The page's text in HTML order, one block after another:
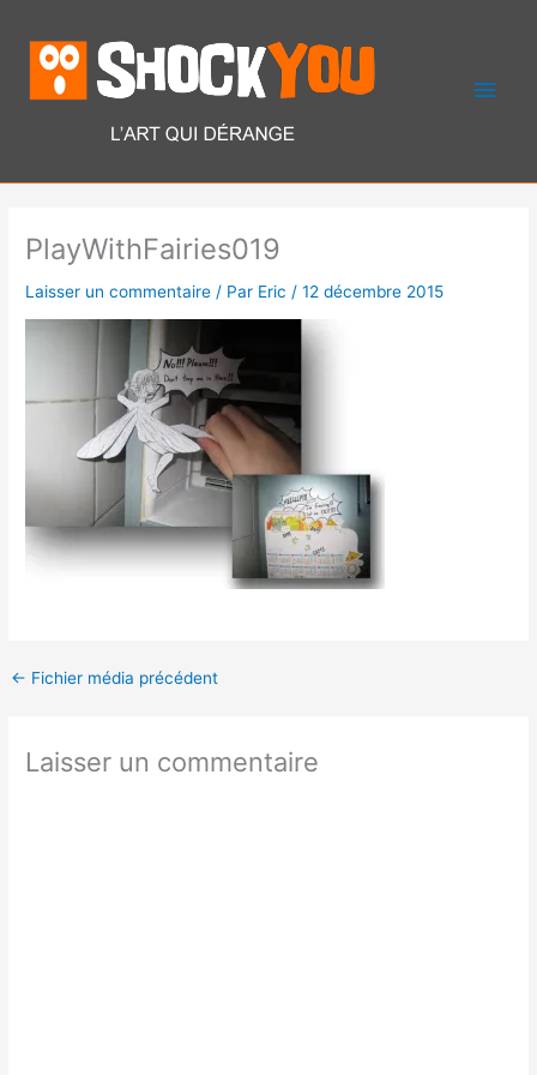
contenu
PlayWithFairies019
Laisser un commentaire / Par Eric /12 décembre 2015
← Fichier média précédent
Laisser un commentaire